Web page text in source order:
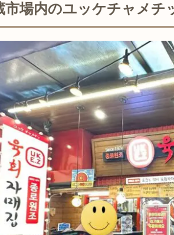
市場内のユッケチャメチ